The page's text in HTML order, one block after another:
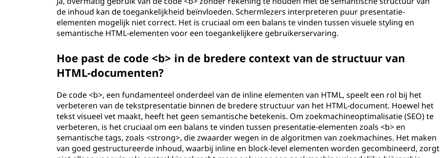
de inhoud kan de toegankelijkheid beïnvloeden. Schermlezers interpreteren puur presentatie-
elementen mogelijk niet correct. Het is cruciaal om een balans te vinden tussen visuele styling en
semantische HTML-elementen voor een toegankelijkere gebruikerservaring.
Hoe past de code <b> in de bredere context van de structuur van
HTML-documenten?
De code <b>, een fundamenteel onderdeel van de inline elementen van HTML, speelt een rol bij het
verbeteren van de tekstpresentatie binnen de bredere structuur van het HTML-document. Hoewel het
tekst visueel vet maakt, heeft het geen semantische betekenis. Om zoekmachineoptimalisatie (SEO) te
verbeteren, is het cruciaal om een balans te vinden tussen presentatie-elementen zoals <b> en
semantische tags, zoals <strong>, die zwaarder wegen in de algoritmen van zoekmachines. Het maken
van goed gestructureerde inhoud, waarbij inline en block-level elementen worden gecombineerd, zorgt